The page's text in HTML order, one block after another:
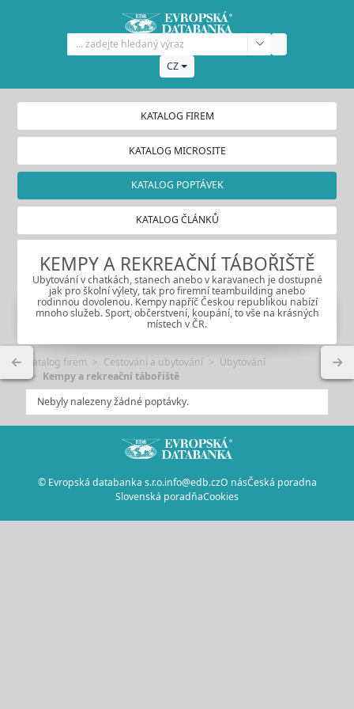
CZ
KATALOG FIREM
KATALOG MICROSITE
KATALOG POPTÁVEK
KATALOG ČLÁNKŮ
KEMPY A REKREAČNÍ TÁBOŘIŠTĚ
Ubytování v chatkách, stanech anebo v karavanech je dostupné
jak pro školní výlety, tak pro firemní teambuilding anebo
rodinnou dovolenou. Kempy napříč Českou republikou nabízí
mnoho služeb. Sport, občerstvení, koupání, to vše na krásných
místech v ČR.
Katalog firem Cestování a ubytování
Ubytování
Kempy a rekreační tábořiště
Nebyly nalezeny žádné poptávky.
© Evropská databanka s.r.o.info@edb.czO násČeská poradna
Slovenská poradňaCookies